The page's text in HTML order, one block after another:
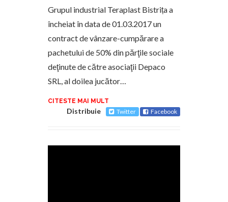
Grupul industrial Teraplast Bistrița a
încheiat în data de 01.03.2017 un
contract de vânzare-cumpărare a
pachetului de 50% din părţile sociale
deţinute de către asociaţii Depaco
SRL, al doilea jucător…
CITESTE MAI MULT
Distribuie Twitter Facebook